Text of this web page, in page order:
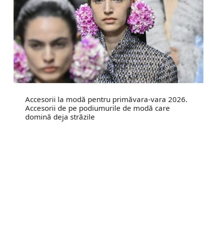
Accesorii la modă pentru primăvara-vara 2026.
Accesorii de pe podiumurile de modă care
domină deja străzile